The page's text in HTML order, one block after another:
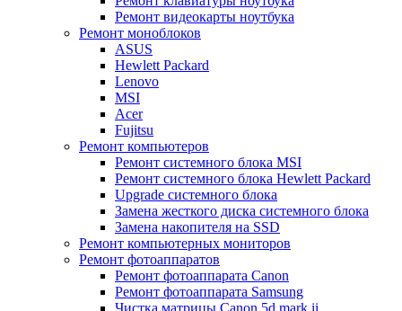
Ремонт видеокарты ноутбука
Ремонт моноблоков
ASUS
Hewlett Packard
Lenovo
MSI
Acer
Fujitsu
Ремонт компьютеров
Ремонт системного блока MSI
Ремонт системного блока Hewlett Packard
Upgrade системного блока
Замена жесткого диска системного блока
Замена накопителя на SSD
Ремонт компьютерных мониторов
Ремонт фотоаппаратов
Ремонт фотоаппарата Canon
Ремонт фотоаппарата Samsung
Чистка матрицы Canon 5d mark ii